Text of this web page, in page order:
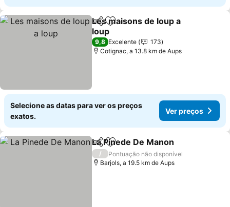
PartilharAdicionar aos favoritos
Les maisons de loup a
loup
9,8 Excelente
173
Cotignac, a 13.8 km de Aups
Selecione as datas para ver os preços
exatos.
Ver preços
PartilharAdicionar aos favoritos
La Pinede De Manon
/
Pontuação não disponível
Barjols, a 19.5 km de Aups